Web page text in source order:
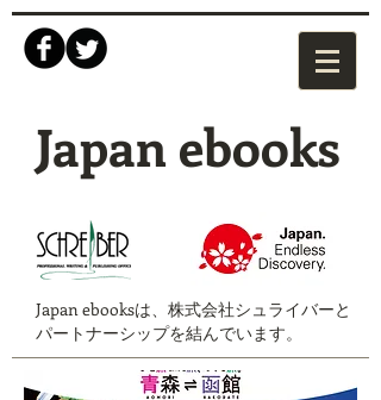
Japan ebooks
Japan ebooksは、株式会社シュライバーと
パートナーシップを結んでいます。